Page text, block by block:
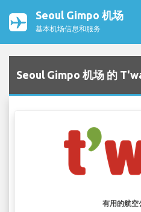
Seoul Gimpo 机场
基本机场信息和服务
Seoul Gimpo 机场 的
有用的航空